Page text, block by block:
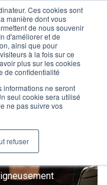
Ces cookies sont
manière dont vous
de nous souvenir
d'améliorer et de
ainsi que pour
à la fois sur ce
plus sur les cookies
de confidentialité
informations ne seront
seul cookie sera utilisé
ne pas suivre vos
refuser
ENTRE
ÈRE